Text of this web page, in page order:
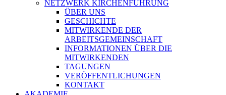
NETZWERK KIRCHENFÜHRUNG
ÜBER UNS
GESCHICHTE
MITWIRKENDE DER
ARBEITSGEMEINSCHAFT
INFORMATIONEN ÜBER DIE
MITWIRKENDEN
TAGUNGEN
VERÖFFENTLICHUNGEN
KONTAKT